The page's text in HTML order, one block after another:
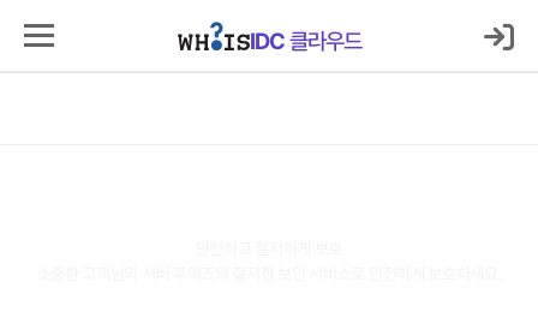
IDC클라우드
서버호스팅코로케이션클라우드보안매니지먼트고객지원센터
로그인 마이IDC
IDC클라우드